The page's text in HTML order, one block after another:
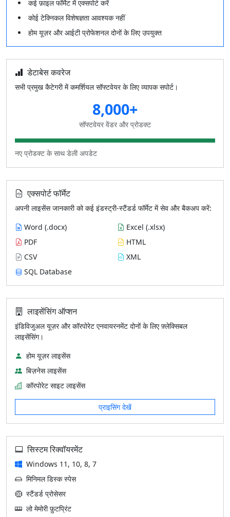
कई फ़ाइल फॉर्मेट में एक्सपोर्ट करें
कोई टेक्निकल विशेषज्ञता आवश्यक नहीं
होम यूज़र और आईटी प्रोफेशनल दोनों के लिए उपयुक्त
डेटाबेस कवरेज
सभी प्रमुख कैटेगरी में कमर्शियल सॉफ्टवेयर के लिए व्यापक सपोर्ट।
8,000+
सॉफ्टवेयर वेंडर और प्रोडक्ट
नए प्रोडक्ट के साथ डेली अपडेट
एक्सपोर्ट फॉर्मेट
अपनी लाइसेंस जानकारी को कई इंडस्ट्री-स्टैंडर्ड फॉर्मेट में सेव और बैकअप करें:
Word (.docx)
Excel (.xlsx)
PDF
HTML
CSV
XML
SQL Database
लाइसेंसिंग ऑप्शन
इंडिविजुअल यूज़र और कॉरपोरेट एनवायरनमेंट दोनों के लिए फ़्लेक्सिबल
लाइसेंसिंग।
होम यूज़र लाइसेंस
बिज़नेस लाइसेंस
कॉरपोरेट साइट लाइसेंस
प्राइसिंग देखें
सिस्टम रिक्वॉयरमेंट
Windows 11, 10, 8, 7
मिनिमल डिस्क स्पेस
स्टैंडर्ड प्रोसेसर
लो मेमोरी फ़ुटप्रिंट